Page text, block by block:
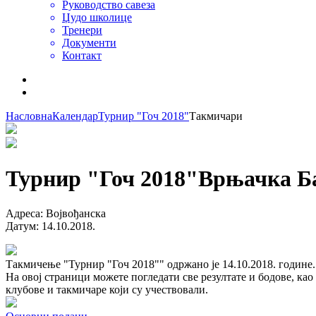
Руководство савеза
Џудо школице
Тренери
Документи
Контакт
НасловнаКалендарТурнир "Гоч 2018"Такмичари
Турнир "Гоч 2018"Врњачка
Адреса: Војвођанска
Датум: 14.10.2018.
Такмичење "Турнир "Гоч 2018"" одржано је 14.10.2018. године.
На овој страници можете погледати све резултате и бодове, као
клубове и такмичаре који су учествовали.